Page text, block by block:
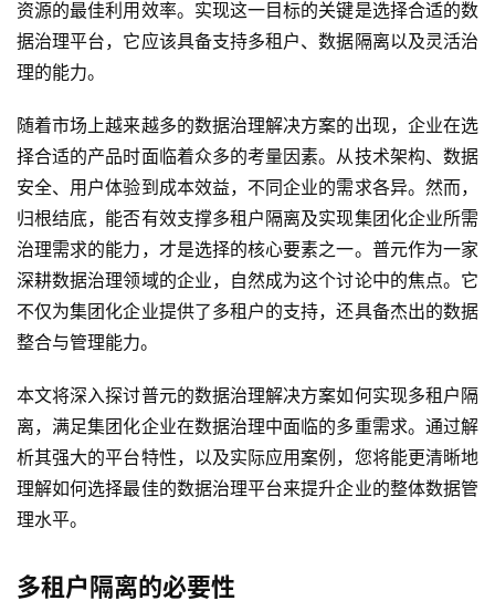
资源的最佳利用效率。实现这一目标的关键是选择合适的数
据治理平台，它应该具备支持多租户、数据隔离以及灵活治
理的能力。
随着市场上越来越多的数据治理解决方案的出现，企业在选
择合适的产品时面临着众多的考量因素。从技术架构、数据
安全、用户体验到成本效益，不同企业的需求各异。然而，
归根结底，能否有效支撑多租户隔离及实现集团化企业所需
治理需求的能力，才是选择的核心要素之一。普元作为一家
深耕数据治理领域的企业，自然成为这个讨论中的焦点。它
不仅为集团化企业提供了多租户的支持，还具备杰出的数据
整合与管理能力。
本文将深入探讨普元的数据治理解决方案如何实现多租户隔
离，满足集团化企业在数据治理中面临的多重需求。通过解
析其强大的平台特性，以及实际应用案例，您将能更清晰地
理解如何选择最佳的数据治理平台来提升企业的整体数据管
理水平。
多租户隔离的必要性